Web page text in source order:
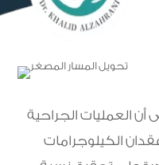
أن العمليات الجراحية
الكيلوجرامات